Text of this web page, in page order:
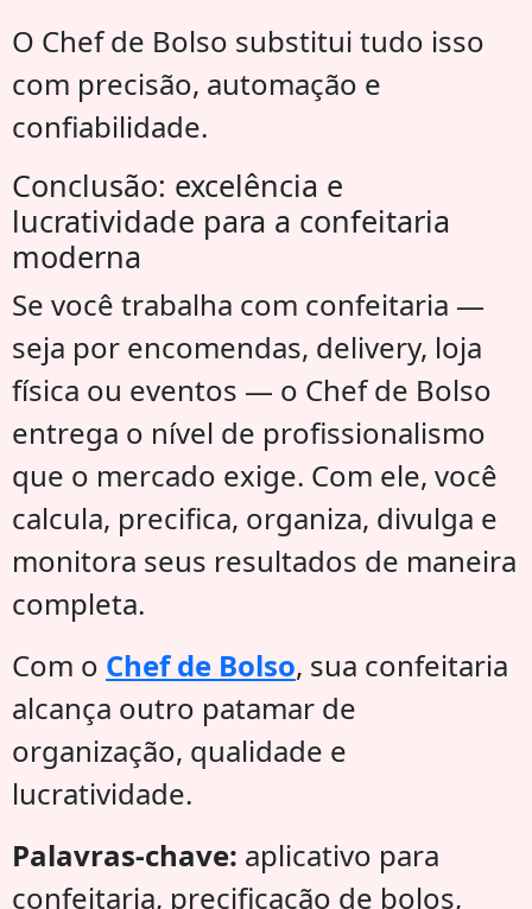
O Chef de Bolso substitui tudo isso
com precisão, automação e
confiabilidade.
Conclusão: excelência e
lucratividade para a confeitaria
moderna
Se você trabalha com confeitaria —
seja por encomendas, delivery, loja
física ou eventos — o Chef de Bolso
entrega o nível de profissionalismo
que o mercado exige. Com ele, você
calcula, precifica, organiza, divulga e
monitora seus resultados de maneira
completa.
Com o Chef de Bolso, sua confeitaria
alcança outro patamar de
organização, qualidade e
lucratividade.
Palavras-chave: aplicativo para
confeitaria, precificação de bolos,